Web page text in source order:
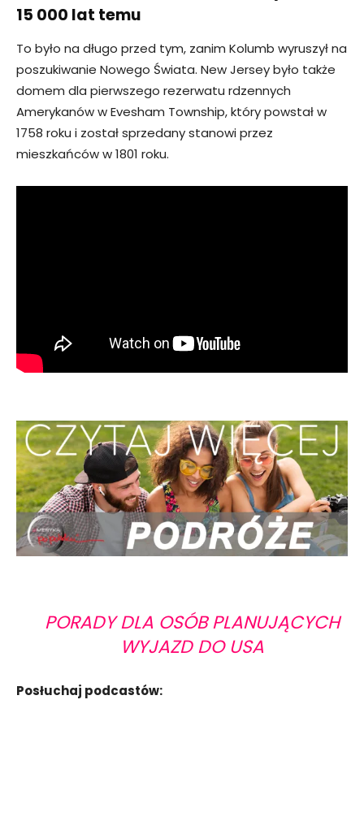
15 000 lat temu
To było na długo przed tym, zanim Kolumb wyruszył na
poszukiwanie Nowego Świata. New Jersey było także
domem dla pierwszego rezerwatu rdzennych
Amerykanów w Evesham Township, który powstał w
1758 roku i został sprzedany stanowi przez
mieszkańców w 1801 roku.
PORADY DLA OSÓB PLANUJĄCYCH
WYJAZD DO USA
Posłuchaj podcastów: